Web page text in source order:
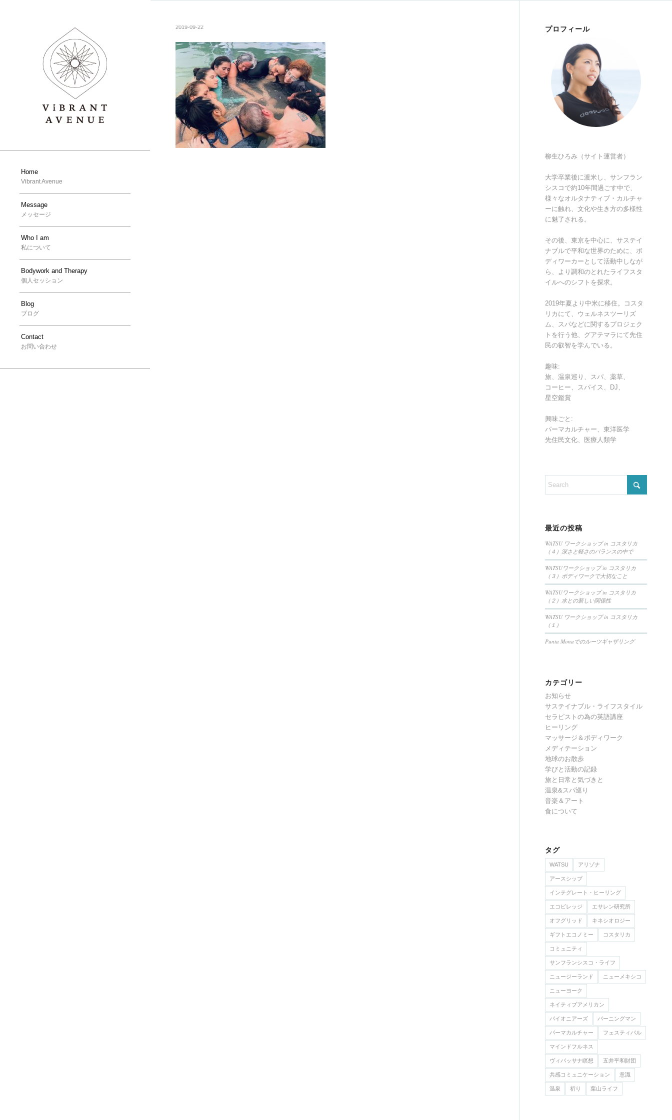
Home
Vibrant Avenue
Message
メッセージ
Who I am
私について
Bodywork and Therapy
個人セッション
Blog
ブログ
Contact
お問い合わせ
2019-09-22 プロフィール
柳生ひろみ（サイト運営者）
大学卒業後に渡米し、サンフラン
シスコで約10年間過ごす中で、
様々なオルタナティブ・カルチャ
ーに触れ、文化や生き方の多様性
に魅了される。
その後、東京を中心に、サステイ
ナブルで平和な世界のために、ボ
ディワーカーとして活動中しなが
ら、より調和のとれたライフスタ
イルへのシフトを探求。
2019年夏より中米に移住。コスタ
リカにて、ウェルネスツーリズ
ム、スパなどに関するプロジェク
トを行う他、グアテマラにて先住
民の叡智を学んでいる。
趣味:
旅、温泉巡り、スパ、薬草、
コーヒー、スパイス、DJ、
星空鑑賞
興味ごと:
パーマカルチャー、東洋医学
先住民文化、医療人類学
最近の投稿
WATSU ワークショップ in コスタリカ
（４）深さと軽さのバランスの中で
WATSUワークショップ in コスタリカ
（３）ボディワークで大切なこと
WATSUワークショップ in コスタリカ
（２）水との新しい関係性
WATSU ワークショップ in コスタリカ
（１）
Punta Monaでのルーツギャザリング
カテゴリー
お知らせ
サステイナブル・ライフスタイル
セラピストの為の英語講座
ヒーリング
マッサージ＆ボディワーク
メディテーション
地球のお散歩
学びと活動の記録
旅と日常と気づきと
温泉&スパ巡り
音楽＆アート
食について
タグ
WATSU アリゾナ
アースシップ
インテグレート・ヒーリング
エコビレッジ エサレン研究所
オフグリッド キネシオロジー
ギフトエコノミー コスタリカ
コミュニティ
サンフランシスコ・ライフ
ニュージーランド ニューメキシコ
ニューヨーク
ネイティブアメリカン
バイオニアーズ バーニングマン
パーマカルチャー フェスティバル
マインドフルネス
ヴィパッサナ瞑想 五井平和財団
共感コミュニケーション 意識
温泉 祈り 葉山ライフ